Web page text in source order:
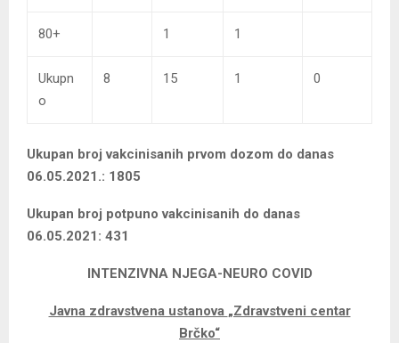
80+ 1 1
Ukupn
o
8 15 1 0
Ukupan broj vakcinisanih prvom dozom do danas
06.05.2021.: 1805
Ukupan broj potpuno vakcinisanih do danas
06.05.2021: 431
INTENZIVNA NJEGA-NEURO COVID
Javna zdravstvena ustanova „Zdravstveni centar
Brčko“